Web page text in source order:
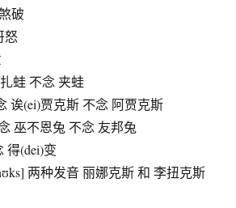
破
怒
扎蛙 不念 夹蛙
诶(ei)贾克斯 不念 阿贾克斯
巫不恩兔 不念 友邦兔
得(dei)变
两种发音 丽娜克斯 和 李扭克斯